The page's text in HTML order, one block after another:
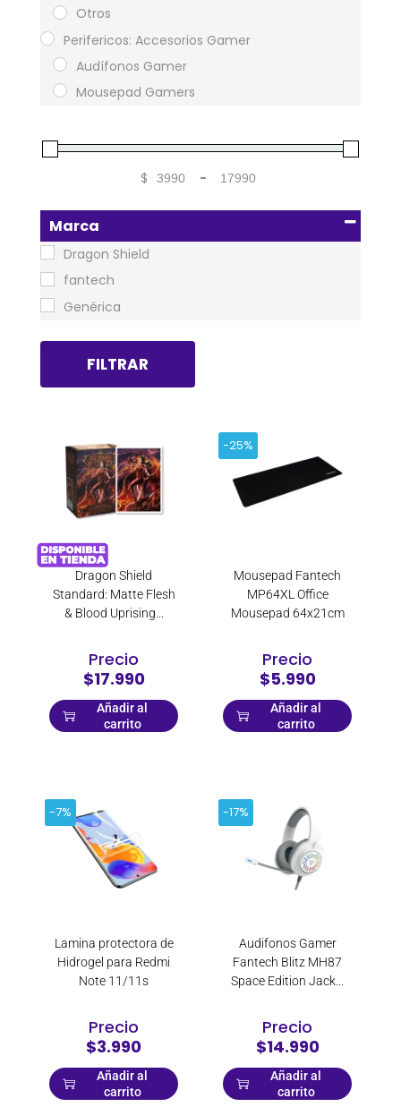
Otros
Perifericos: Accesorios Gamer
Audífonos Gamer
Mousepad Gamers
$ -
Marca
Dragon Shield
fantech
Genérica
FILTRAR
Dragon Shield
Standard: Matte Flesh
& Blood Uprising...
Precio
$17.990
Añadir al
carrito
-25%
Mousepad Fantech
MP64XL Office
Mousepad 64x21cm
Precio
$5.990
Añadir al
carrito
-7%
Lamina protectora de
Hidrogel para Redmi
Note 11/11s
Precio
$3.990
Añadir al
carrito
-17%
Audifonos Gamer
Fantech Blitz MH87
Space Edition Jack...
Precio
$14.990
Añadir al
carrito